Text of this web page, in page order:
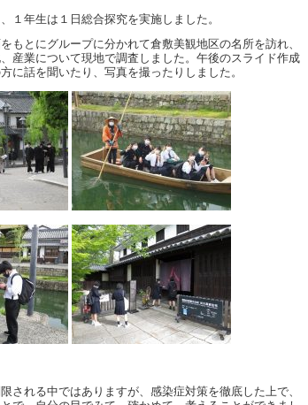
１年生は１日総合探究を実施しました。
もとにグループに分かれて倉敷美観地区の名所を訪れ、
産業について現地で調査しました。午後のスライド作成
に話を聞いたり、写真を撮ったりしました。
される中ではありますが、感染症対策を徹底した上で、